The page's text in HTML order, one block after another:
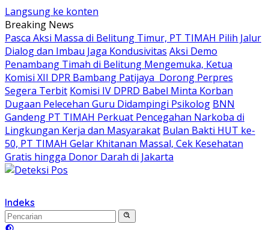
Langsung ke konten
Breaking News
Pasca Aksi Massa di Belitung Timur, PT TIMAH Pilih Jalur
Dialog dan Imbau Jaga Kondusivitas Aksi Demo
Penambang Timah di Belitung Mengemuka, Ketua
Komisi XII DPR Bambang Patijaya Dorong Perpres
Segera Terbit Komisi IV DPRD Babel Minta Korban
Dugaan Pelecehan Guru Didampingi Psikolog BNN
Gandeng PT TIMAH Perkuat Pencegahan Narkoba di
Lingkungan Kerja dan Masyarakat Bulan Bakti HUT ke-
50, PT TIMAH Gelar Khitanan Massal, Cek Kesehatan
Gratis hingga Donor Darah di Jakarta
Indeks